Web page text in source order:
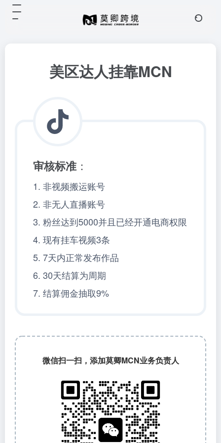
美区达人挂靠MCN
审核标准 ：
1. 非视频搬运账号
2. 非无人直播账号
3. 粉丝达到5000并且已经开通电商权限
4. 现有挂车视频3条
5. 7天内正常发布作品
6. 30天结算为周期
7. 结算佣金抽取9%
微信扫一扫，添加莫卿MCN业务负责人